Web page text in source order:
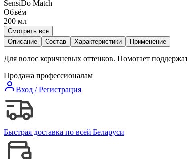
SensiDo Match
Объём
200 мл
Смотреть все
Описание
Состав Характеристики Применение
Для волос коричневых оттенков. Помогает
Продажа профессионалам
Вход / Регистрация
Быстрая доставка по всей Беларуси